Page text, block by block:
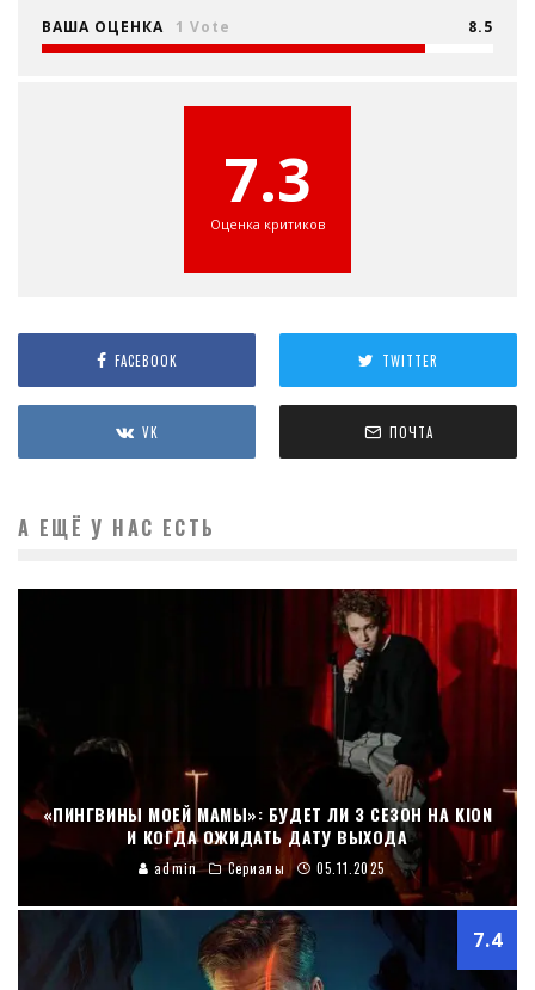
ВАША ОЦЕНКА 1 Vote 8.5
7.3
Оценка критиков
FACEBOOK TWITTER
VK ПОЧТА
А ЕЩЁ У НАС ЕСТЬ
«ПИНГВИНЫ МОЕЙ МАМЫ»: БУДЕТ ЛИ 3 СЕЗОН НА KION
И КОГДА ОЖИДАТЬ ДАТУ ВЫХОДА
admin Сериалы 05.11.2025
7.4